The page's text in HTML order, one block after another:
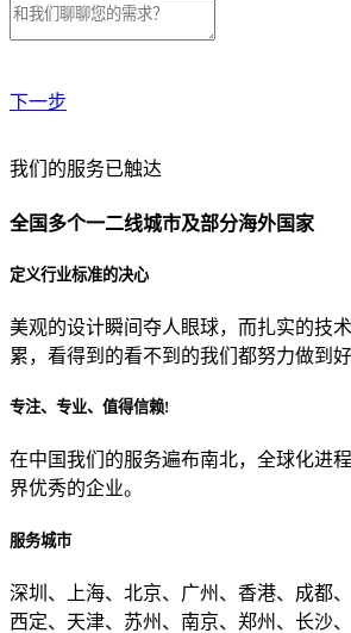
下一步
贵公司预算范围是？
贵公司的团队规模是？
目前主要的营销渠道是？
我们的服务已触达
全国多个一二线城市及部分海外国家
定义行业标准的决心
美观的设计瞬间夺人眼球，而扎实的技
累，看得到的看不到的我们都努力做到好
专注、专业、值得信赖!
在中国我们的服务遍布南北，全球化进
界优秀的企业。
服务城市
深圳、上海、北京、广州、香港、成都
西定、天津、苏州、南京、郑州、长沙